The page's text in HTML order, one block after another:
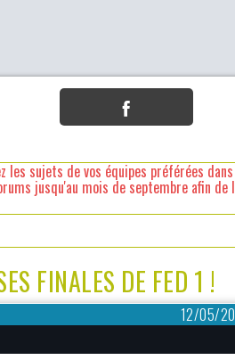
les sujets de vos équipes préférées
jusqu'au mois de septembre afin
FINALES DE FED 1 !
12/05/